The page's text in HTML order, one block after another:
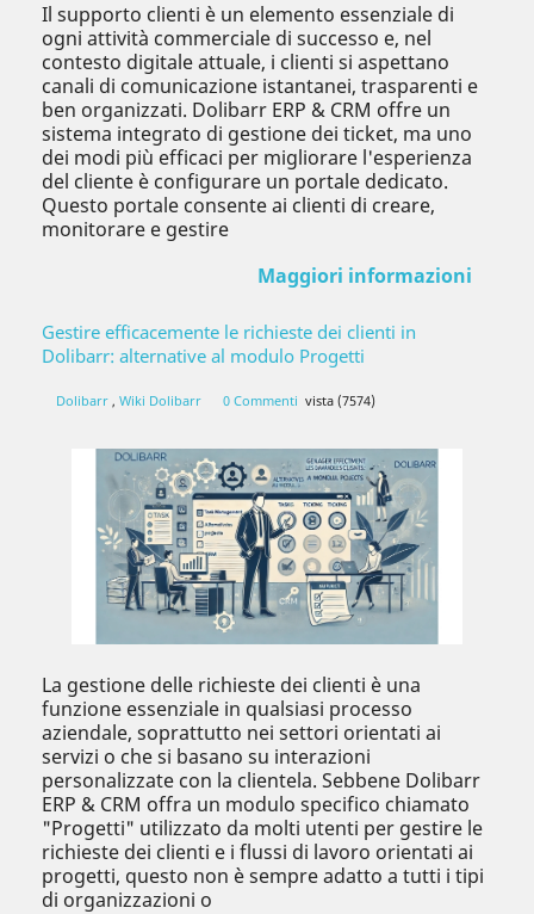
Il supporto clienti è un elemento essenziale di
ogni attività commerciale di successo e, nel
contesto digitale attuale, i clienti si aspettano
canali di comunicazione istantanei, trasparenti e
ben organizzati. Dolibarr ERP & CRM offre un
sistema integrato di gestione dei ticket, ma uno
dei modi più efficaci per migliorare l'esperienza
del cliente è configurare un portale dedicato.
Questo portale consente ai clienti di creare,
monitorare e gestire
Maggiori informazioni
Gestire efficacemente le richieste dei clienti in
Dolibarr: alternative al modulo Progetti
Dolibarr , Wiki Dolibarr 0 Commenti vista (7574)
La gestione delle richieste dei clienti è una
funzione essenziale in qualsiasi processo
aziendale, soprattutto nei settori orientati ai
servizi o che si basano su interazioni
personalizzate con la clientela. Sebbene Dolibarr
ERP & CRM offra un modulo specifico chiamato
"Progetti" utilizzato da molti utenti per gestire le
richieste dei clienti e i flussi di lavoro orientati ai
progetti, questo non è sempre adatto a tutti i tipi
di organizzazioni o